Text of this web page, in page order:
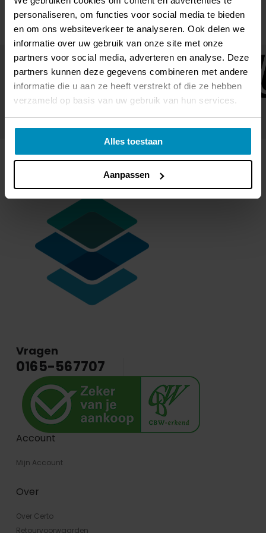
personaliseren, om functies voor social media te bieden
en om ons websiteverkeer te analyseren. Ook delen we
informatie over uw gebruik van onze site met onze
partners voor social media, adverteren en analyse. Deze
partners kunnen deze gegevens combineren met andere
informatie die u aan ze heeft verstrekt of die ze hebben
verzameld op basis van uw gebruik van hun services.
Alles toestaan
Aanpassen
Vragen
0165-567707
Account
Mijn Account
Over
Over Certo
Retourvoorwaarden